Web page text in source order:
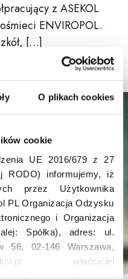
O plikach cookies
cookie
UE 2016/679 z 27
RODO) informujemy, iż
przez Użytkownika
PL Organizacja Odzysku
i Organizacja
Spółka), adres: ul.
56, 02-146 Warszawa,
właściciel
z ASEKOL
ENVIROPOL.
[…]